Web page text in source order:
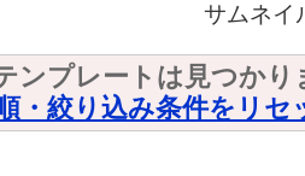
サムネイ
ンプレートは見つかり
・絞り込み条件をリセ